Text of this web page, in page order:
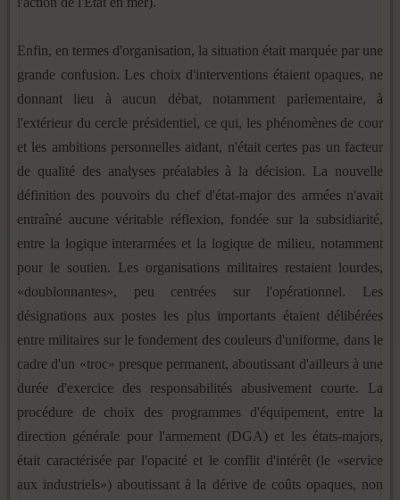
Enfin, en termes d'organisation, la situation était marquée par une
grande confusion. Les choix d'interventions étaient opaques, ne
donnant lieu à aucun débat, notamment parlementaire, à
l'extérieur du cercle présidentiel, ce qui, les phénomènes de cour
et les ambitions personnelles aidant, n'était certes pas un facteur
de qualité des analyses préalables à la décision. La nouvelle
définition des pouvoirs du chef d'état-major des armées n'avait
entraîné aucune véritable réflexion, fondée sur la subsidiarité,
entre la logique interarmées et la logique de milieu, notamment
pour le soutien. Les organisations militaires restaient lourdes,
«doublonnantes», peu centrées sur l'opérationnel. Les
désignations aux postes les plus importants étaient délibérées
entre militaires sur le fondement des couleurs d'uniforme, dans le
cadre d'un «troc» presque permanent, aboutissant d'ailleurs à une
durée d'exercice des responsabilités abusivement courte. La
procédure de choix des programmes d'équipement, entre la
direction générale pour l'armement (DGA) et les états-majors,
était caractérisée par l'opacité et le conflit d'intérêt (le «service
aux industriels») aboutissant à la dérive de coûts opaques, non